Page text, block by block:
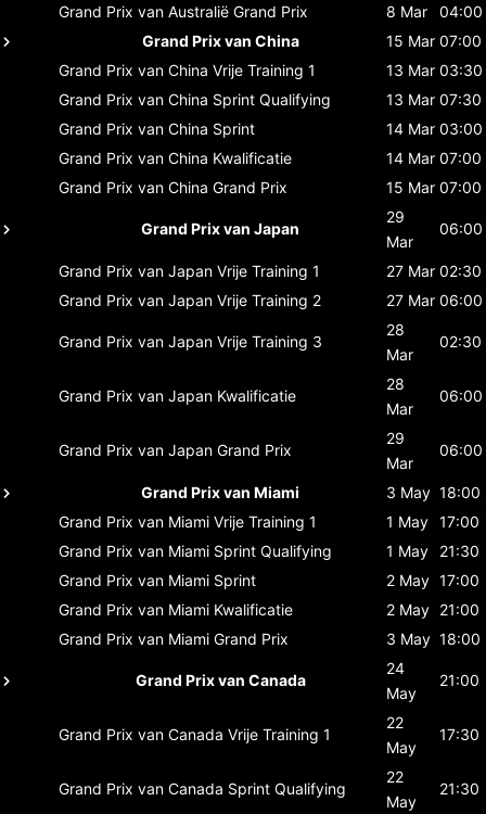
Grand Prix van Australië Grand Prix 8 Mar
04:00
Grand Prix van China
15 Mar 07:00
Grand Prix van China Vrije Training 1 13 Mar 03:30
Grand Prix van China Sprint Qualifying 13 Mar 07:30
Grand Prix van China Sprint 14 Mar 03:00
Grand Prix van China Kwalificatie 14 Mar 07:00
Grand Prix van China Grand Prix 15 Mar 07:00
Grand Prix van Japan
29
Mar
06:00
Grand Prix van Japan Vrije Training 1 27 Mar 02:30
Grand Prix van Japan Vrije Training 2 27 Mar 06:00
Grand Prix van Japan Vrije Training 3
28
Mar
02:30
Grand Prix van Japan Kwalificatie
28
Mar
06:00
Grand Prix van Japan Grand Prix
29
Mar
06:00
Grand Prix van Miami 3 May 18:00
Grand Prix van Miami Vrije Training 1 1 May 17:00
Grand Prix van Miami Sprint Qualifying 1 May
21:30
Grand Prix van Miami Sprint 2 May 17:00
Grand Prix van Miami Kwalificatie 2 May 21:00
Grand Prix van Miami Grand Prix 3 May 18:00
Grand Prix van Canada
24
May
21:00
Grand Prix van Canada Vrije Training 1
22
May
17:30
Grand Prix van Canada Sprint Qualifying
22
May
21:30